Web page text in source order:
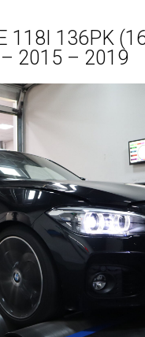
118I 136PK
2015 – 2019